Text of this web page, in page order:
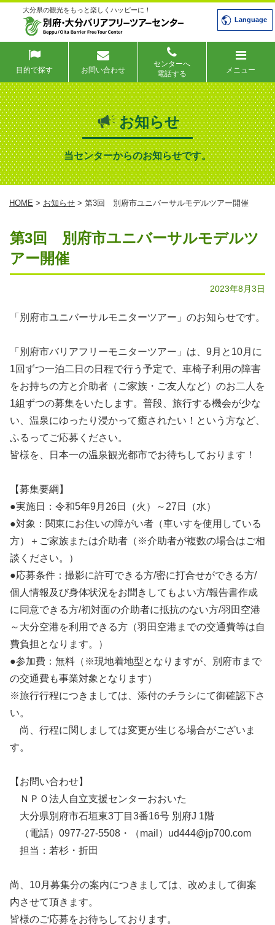
大分県の観光をもっと楽しくハッピーに！
Language
目的で探す お問い合わせ
センターへ
電話する
メニュー
お知らせ
当センターからのお知らせです。
HOME > お知らせ > 第3回 別府市ユニバーサルモデルツアー開催
第3回 別府市ユニバーサルモデルツ
アー開催
2023年8月3日
「別府市ユニバーサルモニターツアー」のお知らせです。
「別府市バリアフリーモニターツアー」は、9月と10月に
1回ずつ一泊二日の日程で行う予定で、車椅子利用の障害
をお持ちの方と介助者（ご家族・ご友人など）のお二人を
1組ずつの募集をいたします。普段、旅行する機会が少な
い、温泉にゆったり浸かって癒されたい！という方など、
ふるってご応募ください。
皆様を、日本一の温泉観光都市でお待ちしております！
【募集要綱】
●実施日：令和5年9月26日（火）～27日（水）
●対象：関東にお住いの障がい者（車いすを使用している
方）＋ご家族または介助者（※介助者が複数の場合はご相
談ください。）
●応募条件：撮影に許可できる方/密に打合せができる方/
個人情報及び身体状況をお聞きしてもよい方/報告書作成
に同意できる方/初対面の介助者に抵抗のない方/羽田空港
～大分空港を利用できる方（羽田空港までの交通費等は自
費負担となります。）
●参加費：無料（※現地着地型となりますが、別府市まで
の交通費も事業対象となります）
※旅行行程につきましては、添付のチラシにて御確認下さ
い。
尚、行程に関しましては変更が生じる場合がございま
す。
【お問い合わせ】
ＮＰＯ法人自立支援センターおおいた
大分県別府市石垣東3丁目3番16号 別府J 1階
（電話）0977-27-5508・（mail）ud444@jp700.com
担当：若杉・折田
尚、10月募集分の案内につきましては、改めまして御案
内させて頂きます。
皆様のご応募をお待ちしております。